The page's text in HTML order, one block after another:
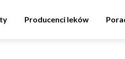
Producenci leków